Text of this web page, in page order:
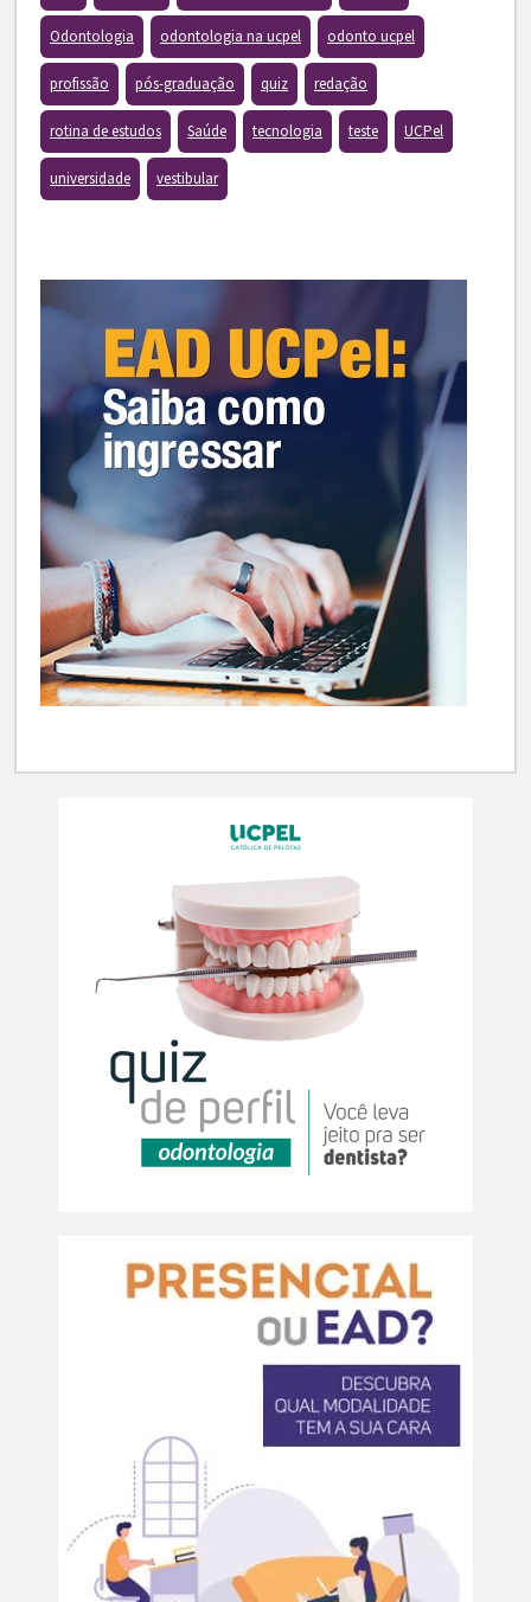
Odontologia odontologia na ucpel odonto ucpel
profissão pós-graduação quiz redação
rotina de estudos Saúde tecnologia teste UCPel
universidade vestibular